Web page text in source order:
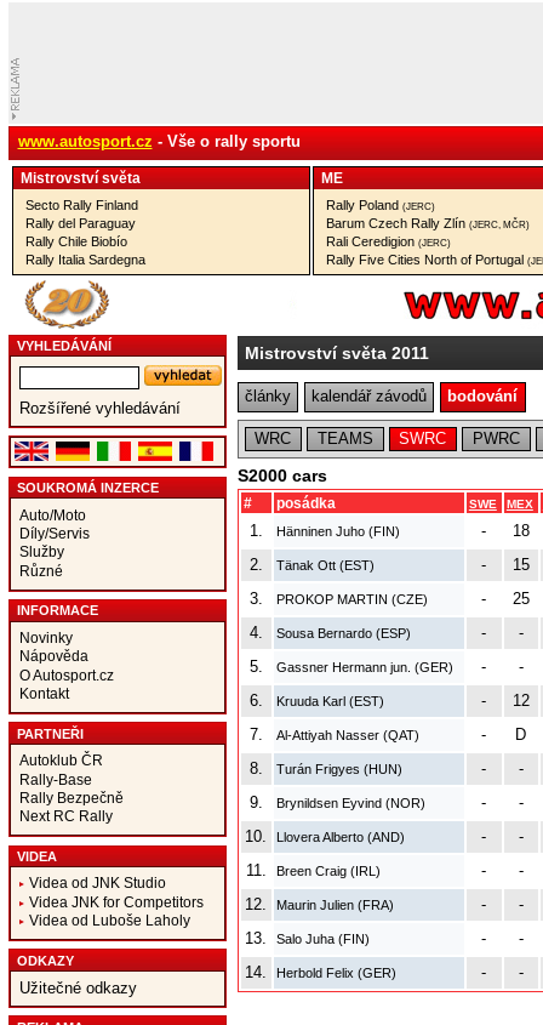
www.autosport.cz - Vše o rally sportu
Mistrovství­ světa
Secto Rally Finland
Rally del Paraguay
Rally Chile Biobío
Rally Italia Sardegna
ME
Rally Poland (JERC)
Barum Czech Rally Zlín (JERC, MČR)
Rali Ceredigion (JERC)
Rally Five Cities North of Portugal
VYHLEDÁVÁNÍ
Rozšířené vyhledávání
SOUKROMÁ INZERCE
Auto/Moto
Díly/Servis
Služby
Různé
INFORMACE
Novinky
Nápověda
O Autosport.cz
Kontakt
PARTNEŘI
Autoklub ČR
Rally-Base
Rally Bezpečně
Next RC Rally
VIDEA
Videa od JNK Studio
Videa JNK for Competitors
Videa od Luboše Laholy
ODKAZY
Užitečné odkazy
Mistrovství světa 2011
články kalendář závodů bodování
WRC TEAMS SWRC PWRC
S2000 cars
# posádka SWE MEX
1. Hänninen Juho (FIN) -
18
2.
Tänak Ott (EST) -
15
3.
PROKOP MARTIN (CZE) -
25
4.
Sousa Bernardo (ESP) -
-
5.
Gassner Hermann jun. (GER) -
-
6.
Kruuda Karl (EST) -
12
7.
Al-Attiyah Nasser (QAT) -
D
8.
Turán Frigyes (HUN) -
-
9.
Brynildsen Eyvind (NOR) -
-
10.
Llovera Alberto (AND) -
-
11.
Breen Craig (IRL) -
-
12.
Maurin Julien (FRA) -
-
13.
Salo Juha (FIN) -
-
14.
Herbold Felix (GER) - -